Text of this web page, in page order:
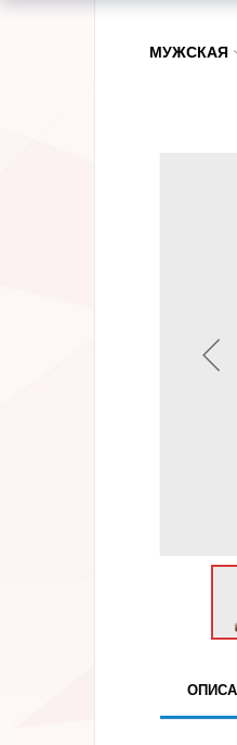
МУЖСКАЯ